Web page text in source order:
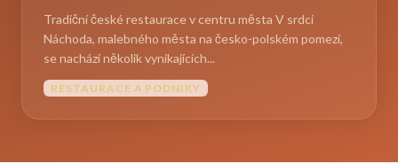
Tradiční české restaurace v centru města V srdci
Náchoda, malebného města na česko-polském pomezí,
se nachází několik vynikajících...
RESTAURACE A PODNIKY